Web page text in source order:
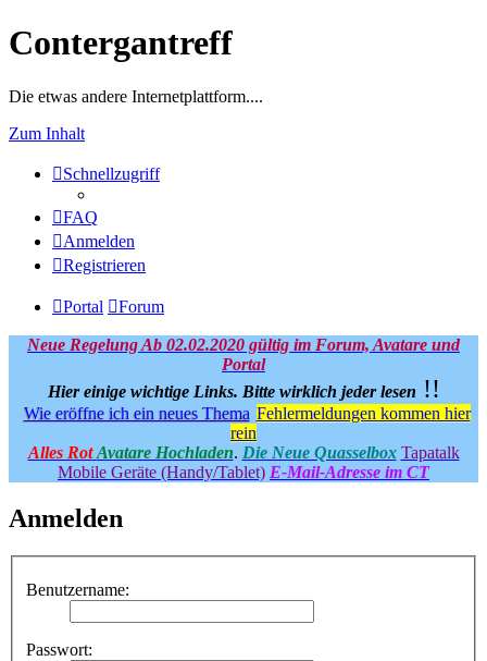
Contergantreff
Die etwas andere Internetplattform....
Zum Inhalt
Schnellzugriff
FAQ
Anmelden
Registrieren
Portal Forum
Neue Regelung Ab 02.02.2020 gültig im Forum, Avatare und
Portal
Hier einige wichtige Links. Bitte wirklich jeder lesen !!
Wie eröffne ich ein neues Thema Fehlermeldungen kommen hier
rein
Alles Rot Avatare Hochladen. Die Neue Quasselbox Tapatalk
Mobile Geräte (Handy/Tablet) E-Mail-Adresse im CT
Anmelden
Benutzername:
Passwort: